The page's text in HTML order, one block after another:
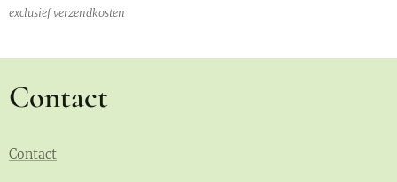
exclusief verzendkosten
Contact
Contact